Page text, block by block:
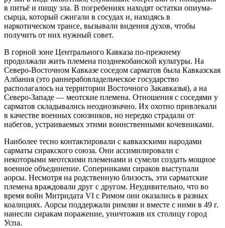
в питьё и пищу зла. В погребениях находят остатки опиума-
сырца, который сжигали в сосудах и, находясь в
наркотическом трансе, вызывали видения духов, чтобы
получить от них нужный совет.
В горной зоне Центрального Кавказа по-прежнему
продолжали жить племена позднекобанской культуры. На
Северо-Восточном Кавказе соседом сарматов была Кавказская
Албания (это раннерабовладельческое государство
располагалось на территории Восточного Закавказья), а на
Северо-Западе — меотские племена. Отношения с соседями у
сарматов складывались неоднозначно. Их охотно привлекали
в качестве военных союзников, но нередко страдали от
набегов, устраиваемых этими воинственными кочевниками.
Наиболее тесно контактировали с кавказскими народами
сарматы сиракского союза. Они ассимилировали с
некоторыми меотскими племенами и сумели создать мощное
военное объединение. Соперниками сираков выступали
аорсы. Несмотря на родственную близость, эти сарматские
племена враждовали друг с другом. Неудивительно, что во
время войн Митридата VI с Римом они оказались в разных
коалициях. Аорсы поддержали римлян и вместе с ними в 49 г.
нанесли сиракам поражение, уничтожив их столицу город
Успа.